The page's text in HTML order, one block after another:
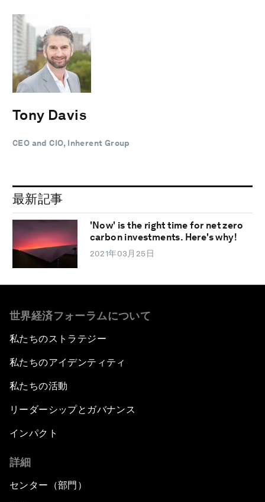
Tony Davis
CEO and CIO, Inherent Group
最新記事
'Now' is the right time for net zero
carbon investments. Here's why!
2021年03月25日
世界経済フォーラムについて
私たちのストラテジー
私たちのアイデンティティ
私たちの活動
リーダーシップとガバナンス
インパクト
詳細
センター（部門）